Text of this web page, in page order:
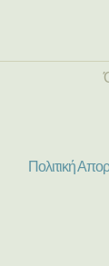
Πολιτική